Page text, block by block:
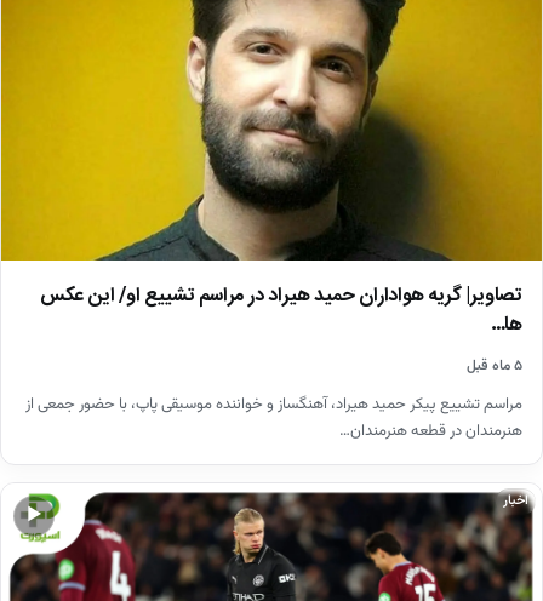
تصاویر| گریه هواداران حمید هیراد در مراسم تشییع او/ این عکس
ها…
۵ ماه قبل
مراسم تشییع پیکر حمید هیراد، آهنگساز و خواننده موسیقی پاپ، با حضور جمعی از
هنرمندان در قطعه هنرمندان…
▶
اخبار